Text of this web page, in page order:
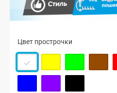
Цвет прострочки